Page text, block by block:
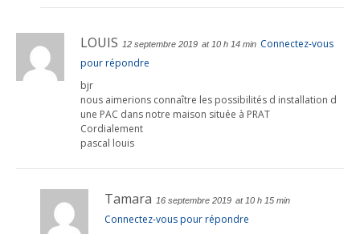
LOUIS 12 septembre 2019 at 10 h 14 min Connectez-vous
pour répondre
bjr
nous aimerions connaître les possibilités d installation d
une PAC dans notre maison située à PRAT
Cordialement
pascal louis
Tamara 16 septembre 2019 at 10 h 15 min
Connectez-vous pour répondre